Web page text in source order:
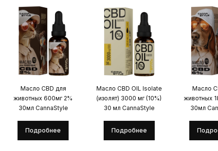
Масло CBD для
животных 600мг 2%
30мл CannaStyle
Подробнее
Масло CBD OIL Isolate
(изолят) 3000 мг (10%)
30 мл CannaStyle
Подробнее
Масло
животных
30мл